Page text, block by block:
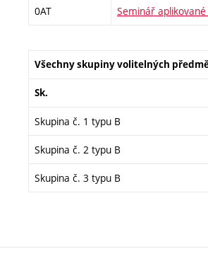
0AT Seminář
Všechny skupiny volitelných
Sk.
Skupina č. 1 typu B
Skupina č. 2 typu B
Skupina č. 3 typu B